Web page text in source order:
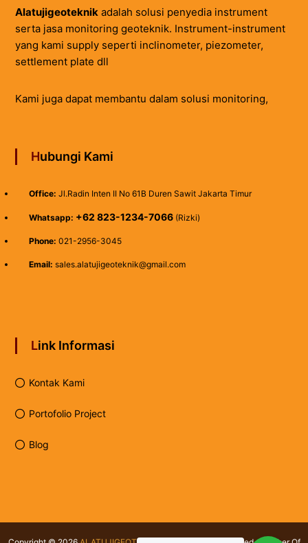
Alatujigeoteknikadalah solusi penyedia instrument
serta jasa monitoring geoteknik. Instrument-instrument
yang kami supply seperti inclinometer, piezometer,
settlement plate dll
Kami juga dapat membantu dalam solusi monitoring,
Hubungi Kami
Office: Jl.Radin Inten II No 61B Duren Sawit Jakarta Timur
Whatsapp: +62 823-1234-7066(Rizki)
Phone: 021-2956-3045
Email: sales.alatujigeoteknik@gmail.com
Link Informasi
Kontak Kami
Portofolio Project
Blog